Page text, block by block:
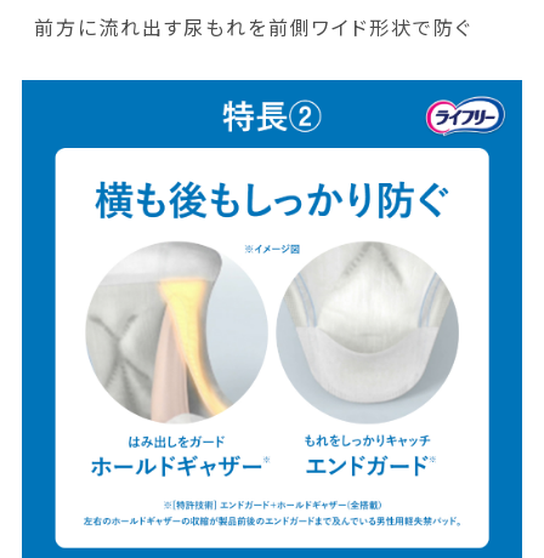
前方に流れ出す尿もれを前側ワイド形状で防ぐ